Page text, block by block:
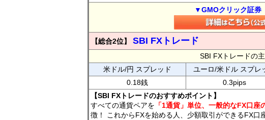
▼GMOクリック証券
【総合2位】 SBI FXトレード
SBI FXトレードの
米ドル/円 スプレッド
ユーロ/米ドル スプレ
0.18銭
0.3pips
【SBI FXトレードのおすすめポイント】
すべての通貨ペアを 「1通貨」単位、一般的なFX口
徴！ これからFXを始める人、少額取引ができるFX口